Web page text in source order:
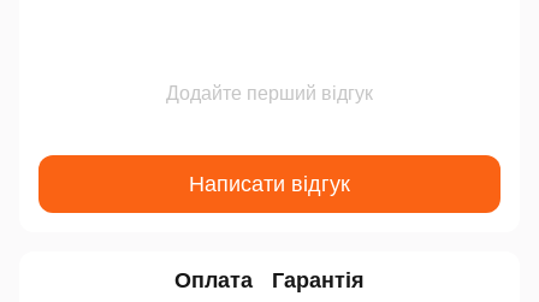
Додайте перший відгук
Написати відгук
Оплата Гарантія